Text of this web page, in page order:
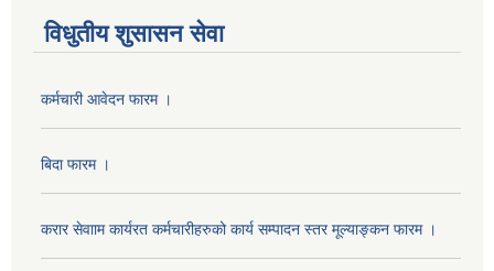
विधुतीय शुसासन सेवा
कर्मचारी आवेदन फारम ।
बिदा फारम ।
करार सेवााम कार्यरत कर्मचारीहरुको कार्य सम्पादन स्तर मूल्याङ्कन फारम ।